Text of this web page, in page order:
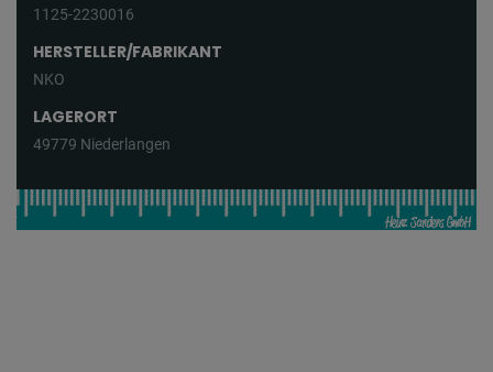
1125-2230016
HERSTELLER/FABRIKANT
NKO
LAGERORT
49779 Niederlangen